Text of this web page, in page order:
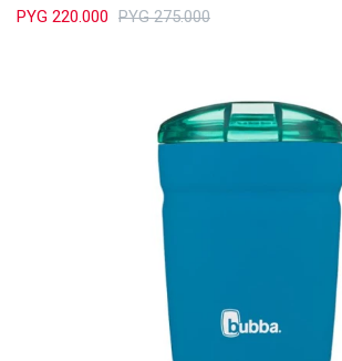
PYG 220.000 PYG 275.000